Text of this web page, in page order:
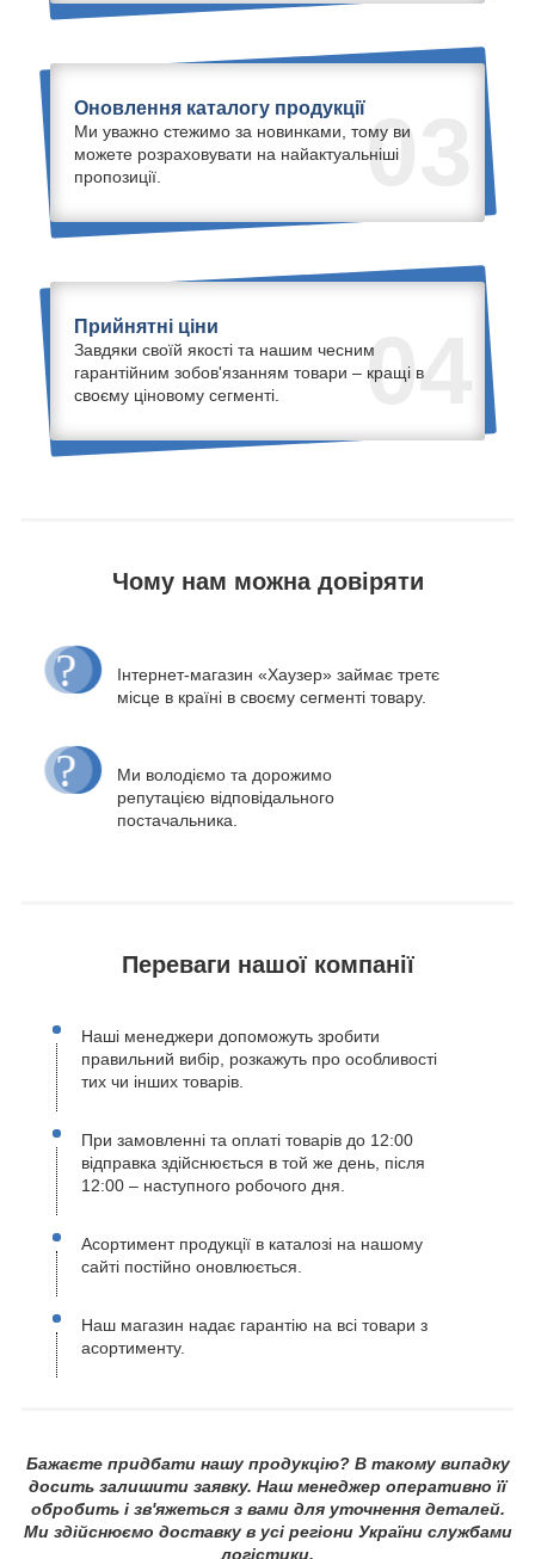
03
Оновлення каталогу продукції
Ми уважно стежимо за новинками, тому ви
можете розраховувати на найактуальніші
пропозиції.
04
Прийнятні ціни
Завдяки своїй якості та нашим чесним
гарантійним зобов'язанням товари – кращі в
своєму ціновому сегменті.
Чому нам можна довіряти
Інтернет-магазин «Хаузер» займає третє
місце в країні в своєму сегменті товару.
Ми володіємо та дорожимо
репутацією відповідального
постачальника.
Переваги нашої компанії
Наші менеджери допоможуть зробити
правильний вибір, розкажуть про особливості
тих чи інших товарів.
При замовленні та оплаті товарів до 12:00
відправка здійснюється в той же день, після
12:00 – наступного робочого дня.
Асортимент продукції в каталозі на нашому
сайті постійно оновлюється.
Наш магазин надає гарантію на всі товари з
асортименту.
Бажаєте придбати нашу продукцію? В такому випадку
досить залишити заявку. Наш менеджер оперативно її
обробить і зв'яжеться з вами для уточнення деталей.
Ми здійснюємо доставку в усі регіони України службами
логістики.